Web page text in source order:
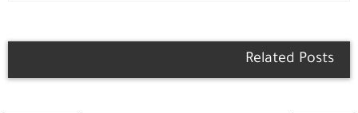
Related Posts